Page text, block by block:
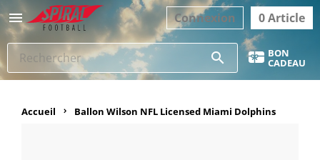
 0 Article
Connexion
search BON
CADEAU
Accueil Ballon Wilson NFL Licensed Miami Dolphins